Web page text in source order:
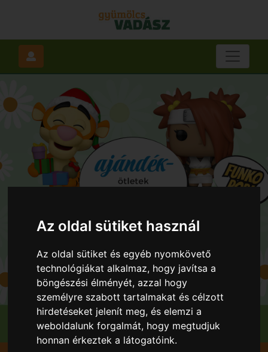
Az oldal sütiket használ
Az oldal sütiket és egyéb nyomkövető
technológiákat alkalmaz, hogy javítsa a
böngészési élményét, azzal hogy
személyre szabott tartalmakat és célzott
hirdetéseket jelenít meg, és elemzi a
weboldalunk forgalmát, hogy megtudjuk
honnan érkeztek a látogatóink.